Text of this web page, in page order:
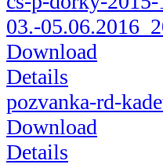
03.-
Download
Details
pozvanka-rd-
Download
Details